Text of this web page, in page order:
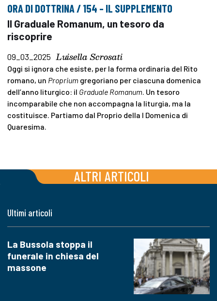
ORA DI DOTTRINA / 154 – IL SUPPLEMENTO
Il Graduale Romanum, un tesoro da
riscoprire
09_03_2025 Luisella Scrosati
Oggi si ignora che esiste, per la forma ordinaria del Rito
romano, un Proprium gregoriano per ciascuna domenica
dell’anno liturgico: il Graduale Romanum . Un tesoro
incomparabile che non accompagna la liturgia, ma la
costituisce. Partiamo dal Proprio della I Domenica di
Quaresima.
ALTRI ARTICOLI
Ultimi articoli
La Bussola stoppa il
funerale in chiesa del
massone